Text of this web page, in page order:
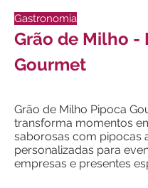
Gastronomia
Grão de Milho -
Gourmet
Grão de Milho Pipoca
transforma momentos
saborosas com pipocas
personalizadas para
empresas e presentes